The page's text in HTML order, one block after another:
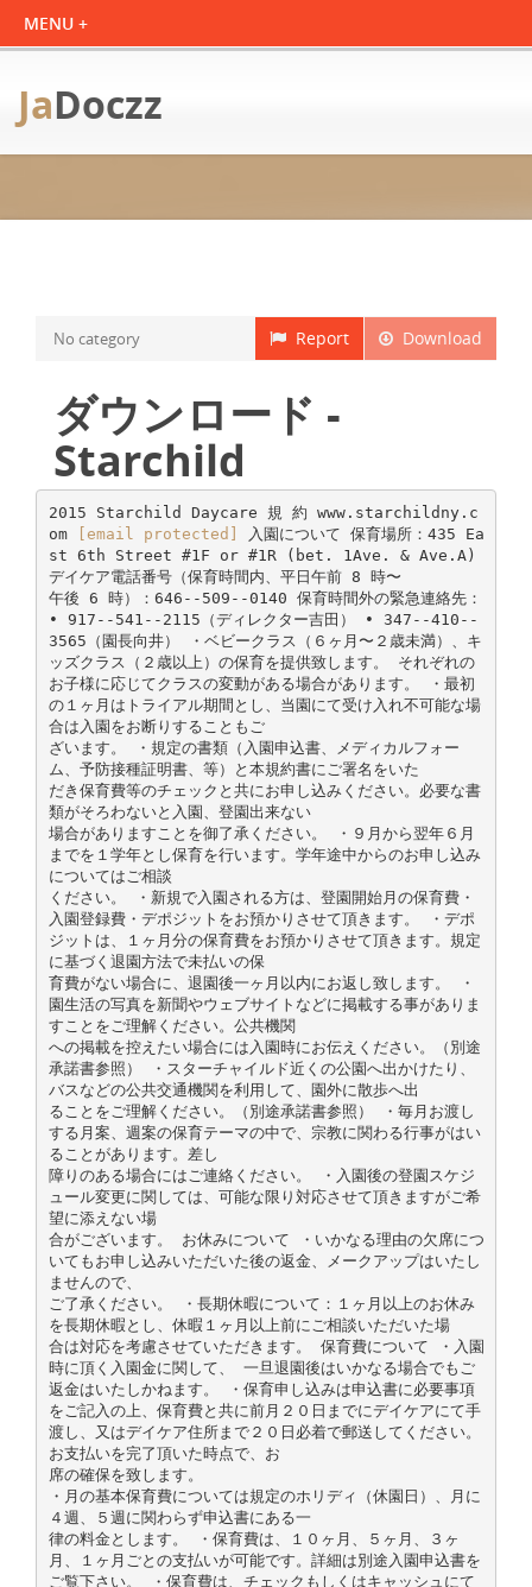
JaDoczz
Download
Report
No category
ダウンロード -
Starchild
2015 Starchild Daycare 規 約 www.starchildny.c
om
[email protected]
入園について 保育場所：435 Ea
st 6th Street #1F or #1R (bet. 1Ave. & Ave.A)
デイケア電話番号（保育時間内、平日午前 8 時〜
午後 6 時）：646-­‐509-­‐0140 保育時間外の緊急連絡先：
• 917-­‐541-­‐2115（ディレクター吉田） • 347-­‐410-­‐
3565（園長向井） ・ベビークラス（６ヶ月〜２歳未満）、キ
ッズクラス（２歳以上）の保育を提供致します。 それぞれの
お子様に応じてクラスの変動がある場合があります。 ・最初
の１ヶ月はトライアル期間とし、当園にて受け入れ不可能な場
合は入園をお断りすることもご
ざいます。 ・規定の書類（入園申込書、メディカルフォー
ム、予防接種証明書、等）と本規約書にご署名をいた
だき保育費等のチェックと共にお申し込みください。必要な書
類がそろわないと入園、登園出来ない
場合がありますことを御了承ください。 ・９月から翌年６月
までを１学年とし保育を行います。学年途中からのお申し込み
についてはご相談
ください。 ・新規で入園される方は、登園開始月の保育費・
入園登録費・デポジットをお預かりさせて頂きます。 ・デポ
ジットは、１ヶ月分の保育費をお預かりさせて頂きます。規定
に基づく退園方法で未払いの保
育費がない場合に、退園後一ヶ月以内にお返し致します。 ・
園生活の写真を新聞やウェブサイトなどに掲載する事がありま
すことをご理解ください。公共機関
への掲載を控えたい場合には入園時にお伝えください。（別途
承諾書参照） ・スターチャイルド近くの公園へ出かけたり、
バスなどの公共交通機関を利用して、園外に散歩へ出
ることをご理解ください。（別途承諾書参照） ・毎月お渡し
する月案、週案の保育テーマの中で、宗教に関わる行事がはい
ることがあります。差し
障りのある場合にはご連絡ください。 ・入園後の登園スケジ
ュール変更に関しては、可能な限り対応させて頂きますがご希
望に添えない場
合がございます。 お休みについて ・いかなる理由の欠席につ
いてもお申し込みいただいた後の返金、メークアップはいたし
ませんので、
ご了承ください。 ・長期休暇について：１ヶ月以上のお休み
を長期休暇とし、休暇１ヶ月以上前にご相談いただいた場
合は対応を考慮させていただきます。 保育費について ・入園
時に頂く入園金に関して、 一旦退園後はいかなる場合でもご
返金はいたしかねます。 ・保育申し込みは申込書に必要事項
をご記入の上、保育費と共に前月２０日までにデイケアにて手
渡し、又はデイケア住所まで２０日必着で郵送してください。
お支払いを完了頂いた時点で、お
席の確保を致します。
・月の基本保育費については規定のホリディ（休園日）、月に
４週、５週に関わらず申込書にある一
律の料金とします。 ・保育費は、１０ヶ月、５ヶ月、３ヶ
月、１ヶ月ごとの支払いが可能です。詳細は別途入園申込書を
ご覧下さい。 ・保育費は、チェックもしくはキャッシュにて